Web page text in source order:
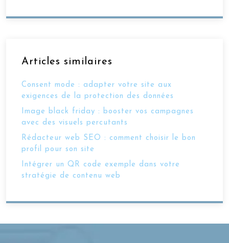
Articles similaires
Consent mode : adapter votre site aux
exigences de la protection des données
Image black friday : booster vos campagnes
avec des visuels percutants
Rédacteur web SEO : comment choisir le bon
profil pour son site
Intégrer un QR code exemple dans votre
stratégie de contenu web